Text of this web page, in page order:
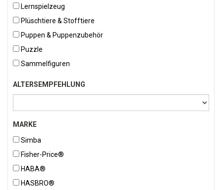
Lernspielzeug
Plüschtiere & Stofftiere
Puppen & Puppenzubehör
Puzzle
Sammelfiguren
ALTERSEMPFEHLUNG
MARKE
Simba
Fisher-Price®
HABA®
HASBRO®